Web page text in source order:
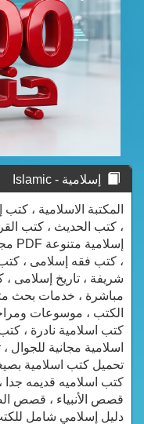
إسلامية - Islamic
المكتبة الاسلامية ،
، كتب الحديث ، كتب
، كتب فقه إسلامى ، كتب
شريفة ، تاريخ إسلامى
مباشرة ، خدمات بحث
الكتب ، موسوعات
كتب اسلامية نادرة ،
اسلامية مجانية للجوال
قصص الأنبياء ، قصص
دليل إسلامي شامل